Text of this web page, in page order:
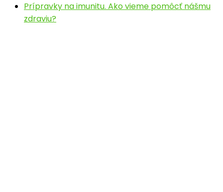
Prípravky na imunitu. Ako vieme pomôcť nášmu
zdraviu?